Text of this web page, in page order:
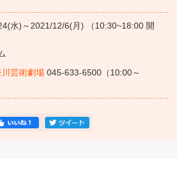
(水)～ 2021/12/6(月) （10:30~18:00 開
川芸術劇場 045-633-6500（10:00～